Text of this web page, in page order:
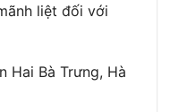
liệt đối với
Hai Bà Trưng, Hà